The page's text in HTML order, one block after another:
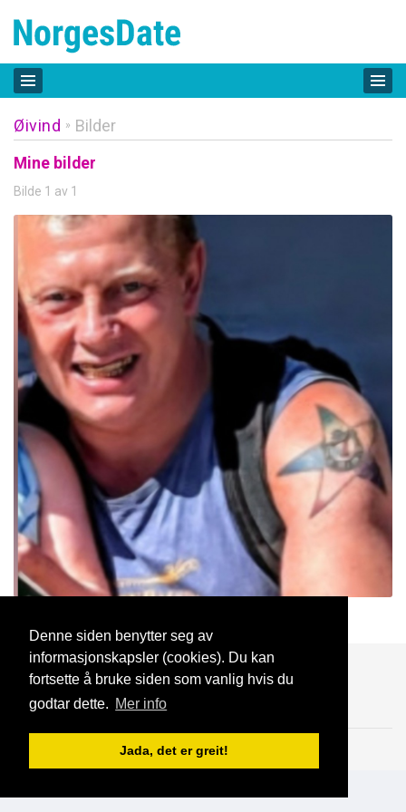
Denne siden benytter seg av
informasjonskapsler (cookies). Du kan
fortsette å bruke siden som vanlig hvis du
godtar dette. Mer info
Jada, det er greit!
Øivind » Bilder
Mine bilder
Bilde 1 av 1
Blogg Support Kontakt oss
Personvern © 2023 NorgesDate